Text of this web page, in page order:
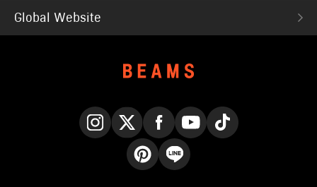
Global Website